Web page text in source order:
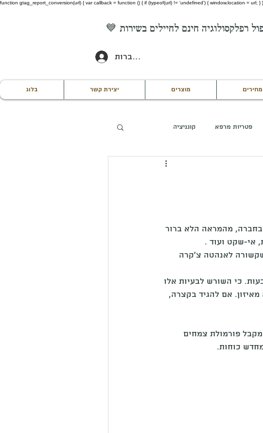
function gtag_report_conversion(url) { var callback = function () { if (typeof(url) != 'undefined') { window.location =
להתחברות
מחירים מוצרים יצירת קשר בלוג
פטריות מרפא קוגניציה
מהמראה הלא ברור
אי-שקט ועוד .
שקשורה לאנהטה צ'קרה
כי השורש לבעיות אלו
אם להגיד בקצרה,
פורמולת צמחים
כוחות.